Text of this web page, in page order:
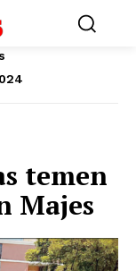
temen
Majes